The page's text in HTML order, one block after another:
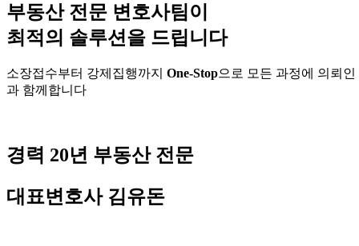
부동산 전문 변호사팀이
최적의 솔루션을 드립니다
소장접수부터 강제집행까지 One-Stop으로 모든 과정에 의뢰인
과 함께합니다
경력 20년 부동산 전문
대표변호사 김유돈